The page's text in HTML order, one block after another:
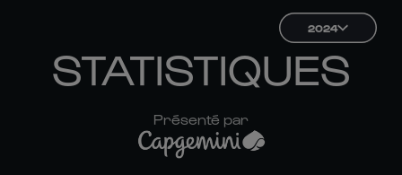
2024
STATISTIQUES
Présenté par